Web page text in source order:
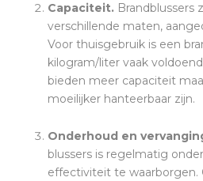
Capaciteit. Brandblussers
verschillende maten,
Voor thuisgebruik is een
kilogram/liter vaak
bieden meer capaciteit
moeilijker hanteerbaar zijn.
Onderhoud en
blussers is regelmatig
effectiviteit te waarborgen.